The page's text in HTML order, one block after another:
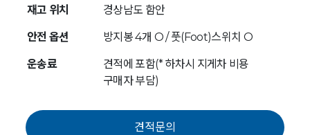
재고 위치 경상남도 함안
안전 옵션 방지봉 4개 O / 풋(Foot)스위치 O
운송료
견적에 포함(* 하차시 지게차 비용
구매자 부담)